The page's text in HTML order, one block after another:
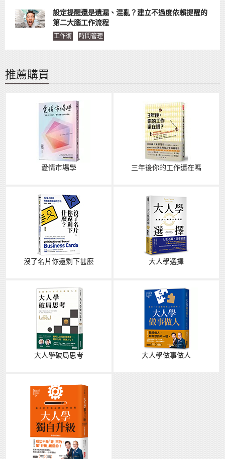
設定提醒還是遺漏、混亂？建立不過度依賴提醒的
第二大腦工作流程
工作術 時間管理
推薦購買
愛情市場學 三年後你的工作還在嗎
沒了名片你還剩下甚麼 大人學選擇
大人學破局思考 大人學做事做人